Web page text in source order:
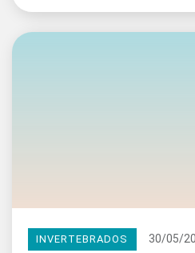
INVERTEBRADOS 30/05/